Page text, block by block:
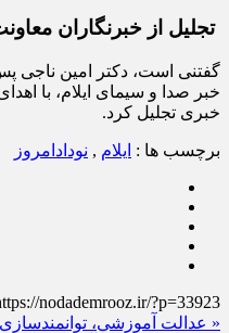
تجلیل از خبرنگاران
گفتنی است، دکتر امین ناجی
خبر صدا و سیمای ایلام، با
خبری تجلیل کرد.
برچسب ها : ایلام , نودادامروز
nodademrooz.ir/?p=33923
« عدالت آموزشی،